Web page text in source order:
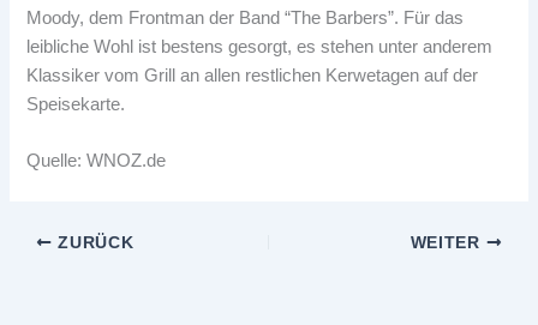
Moody, dem Frontman der Band “The Barbers”. Für das
leibliche Wohl ist bestens gesorgt, es stehen unter anderem
Klassiker vom Grill an allen restlichen Kerwetagen auf der
Speisekarte.
Quelle: WNOZ.de
ZURÜCK WEITER